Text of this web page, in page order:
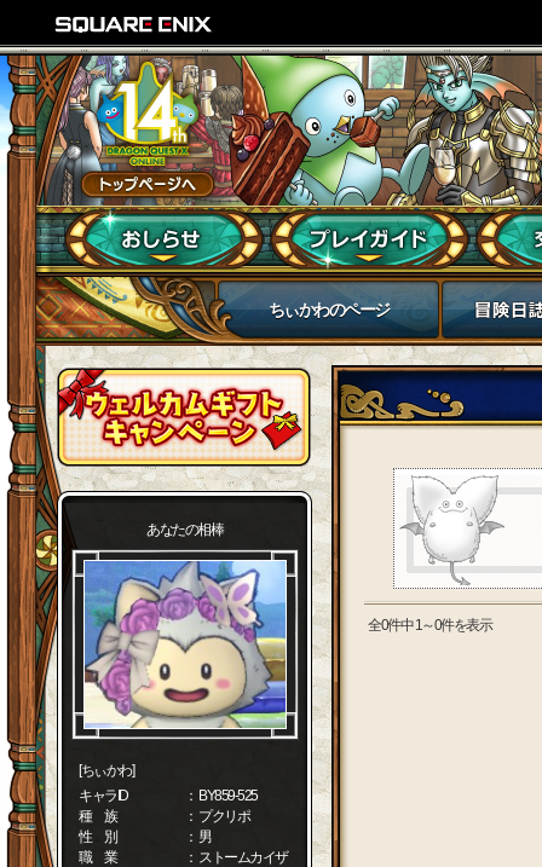
ちぃかわのページ
あなたの相棒
[ちぃかわ]
キャラID
： BY859-525
種 族
： プクリポ
性 別
： 男
職 業
： ストームカイザ
全0件中 1～0件を表示